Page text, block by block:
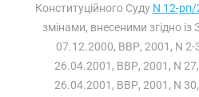
Конституційного Суду N 12-рп/
змінами, внесеними згідно із
07.12.2000, ВВР, 2001, N 2-
26.04.2001, ВВР, 2001, N
26.04.2001, ВВР, 2001, N